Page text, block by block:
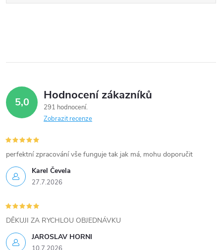
5,0 Hodnocení zákazníků
291 hodnocení
Zobrazit recenze
Karel Čevela
27.7.2026
perfektní zpracování vše funguje tak jak má, mohu doporučit
JAROSLAV HORNI
DĚKUJI ZA RYCHLOU OBJEDNÁVKU